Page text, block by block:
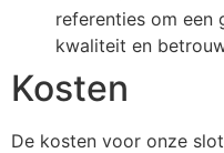
referenties om een
kwaliteit en
Kosten
De kosten voor onze